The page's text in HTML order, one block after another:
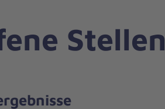
Stellen